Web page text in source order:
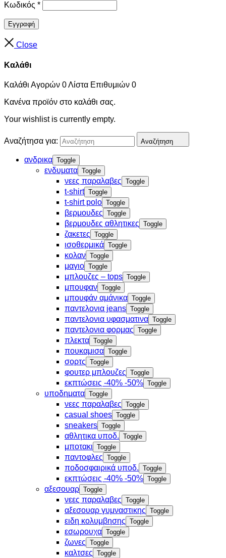
Κωδικός *
Εγγραφή
Close
Καλάθι
Καλάθι Αγορών 0Λίστα Επιθυμιών 0
Κανένα προϊόν στο καλάθι σας.
Your wishlist is currently empty.
Αναζήτησα για: Αναζήτηση
ανδρικα Toggle
ενδυματα Toggle
νεες παραλαβες Toggle
t-shirt Toggle
t-shirt polo Toggle
βερμουδες Toggle
βερμουδες αθλητικες Toggle
ζακετες Toggle
ισοθερμικά Toggle
κολαν Toggle
μαγιο Toggle
μπλουζες – tops Toggle
μπουφαν Toggle
μπουφάν αμάνικα Toggle
παντελονια jeans Toggle
παντελονια υφασματινα Toggle
παντελονια φορμας Toggle
πλεκτα Toggle
πουκαμισα Toggle
σορτς Toggle
φουτερ μπλουζες Toggle
εκπτώσεις -40% -50% Toggle
υποδηματα Toggle
νεες παραλαβες Toggle
casual shoes Toggle
sneakers Toggle
αθλητικα υποδ. Toggle
μποτακι Toggle
παντοφλες Toggle
ποδοσφαιρικά υποδ. Toggle
εκπτώσεις -40% -50% Toggle
αξεσουαρ Toggle
νεες παραλαβες Toggle
αξεσουαρ γυμναστικης Toggle
ειδη κολυμβησης Toggle
εσωρουχα Toggle
ζωνες Toggle
καλτσες Toggle